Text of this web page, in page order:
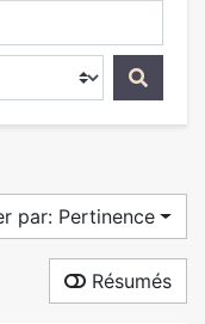
par: Pertinence
Résumés